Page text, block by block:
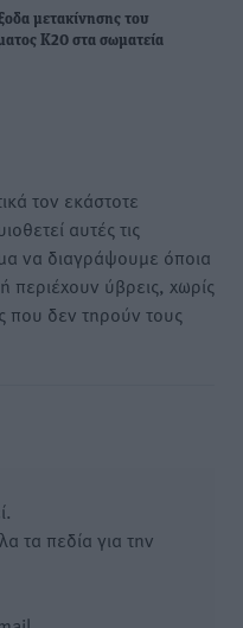
μετακίνησης του
Κ20 στα σωματεία
τον εκάστοτε
αυτές τις
να διαγράψουμε όποια
ύβρεις, χωρίς
που δεν τηρούν τους
τα πεδία για την